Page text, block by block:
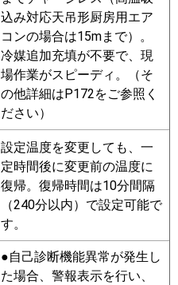
込み対応天吊形厨房用エア
コンの場合は15mまで）。
冷媒追加充填が不要で、現
場作業がスピーディ。（そ
の他詳細はP172をご参照く
ださい）
設定温度を変更しても、一
定時間後に変更前の温度に
復帰。復帰時間は10分間隔
（240分以内）で設定可能で
す。
●自己診断機能異常が発生し
た場合、警報表示を行い、